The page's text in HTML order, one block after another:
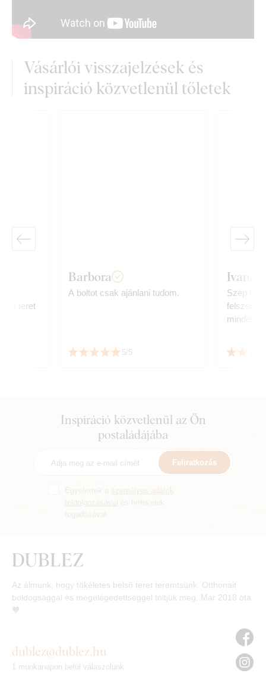
Vásárlói visszajelzések és
inspiráció közvetlenül tőletek
a teret
Barbora
A boltot csak ajánlani tudom.
5/5
Ivana
Szép
minden
Inspiráció közvetlenül az Ön
postaládájába
Feliratkozás
Az álmunk, hogy tökéletes belső teret teremtsünk. Otthonait
boldogsággal és megelégedettséggel töltjük meg. Már 2018 óta
🧡
dublez@dublez.hu
1 munkanapon belül válaszolunk